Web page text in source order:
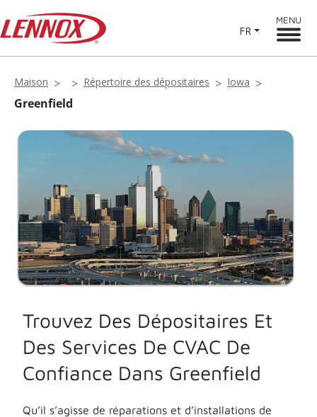
FR
MENU
Maison Répertoire des dépositaires Iowa
Greenfield
Trouvez Des Dépositaires Et
Des Services De CVAC De
Confiance Dans Greenfield
Qu’il s’agisse de réparations et d’installations de